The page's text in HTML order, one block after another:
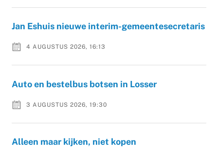
Jan Eshuis nieuwe interim-gemeentesecretaris
4 AUGUSTUS 2026, 16:13
Auto en bestelbus botsen in Losser
3 AUGUSTUS 2026, 19:30
Alleen maar kijken, niet kopen